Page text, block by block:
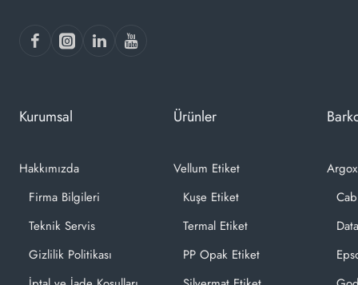
Kurumsal
Hakkımızda
Firma Bilgileri
Teknik Servis
Gizlilik Politikası
Ürünler
Vellum Etiket
Kuşe Etiket
Termal Etiket
PP Opak Etiket